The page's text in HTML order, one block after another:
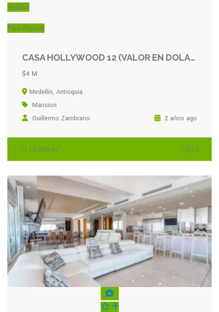
Alquilar
Para Alquilar
CASA HOLLYWOOD 12 (VALOR EN DOLAR)
$4 M
Medellín, Antioquia
Mansion
Guillermo Zambrano
2 años ago
10,000 m2 12